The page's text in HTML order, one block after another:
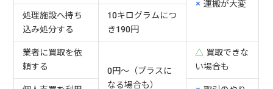
× 運搬が大変
処理施設へ持ち
込み処分する
10キログラムにつ
き190円
業者に買取を依
頼する
0円～（プラスに
なる場合も）
△ 買取できな
い場合も